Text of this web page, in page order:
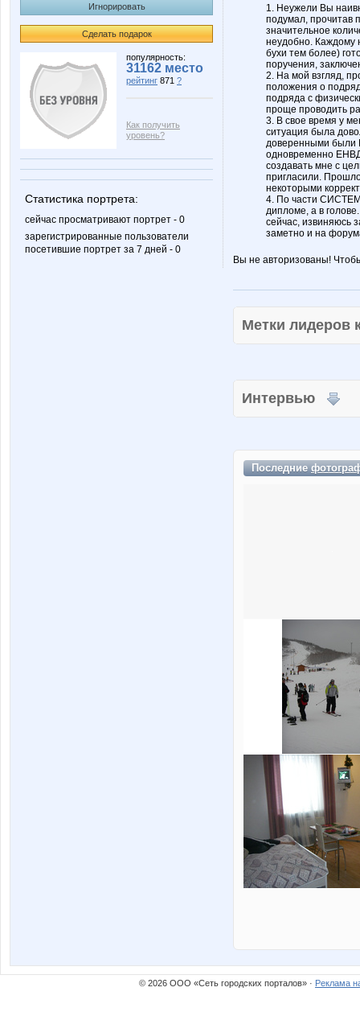
Игнорировать
Сделать подарок
популярность:
31162 место
рейтинг 871 ?
Как получить
уровень?
Статистика портрета:
сейчас просматривают портрет - 0
зарегистрированные пользователи
посетившие портрет за 7 дней - 0
1. Неужели Вы
подумал, прочитав
значительное
неудобно. Каждому
бухи тем более)
поручения,
2. На мой взгляд,
положения о
подряда с
проще проводить
3. В свое время у
ситуация была
доверенными были
одновременно
создавать мне с
пригласили.
некоторыми
4. По части
дипломе, а в
сейчас, извиняюсь
заметно и на
Вы не авторизованы!
Метки
Интервью
Последние
© 2026 ООО «Сеть городских порталов» · Реклама